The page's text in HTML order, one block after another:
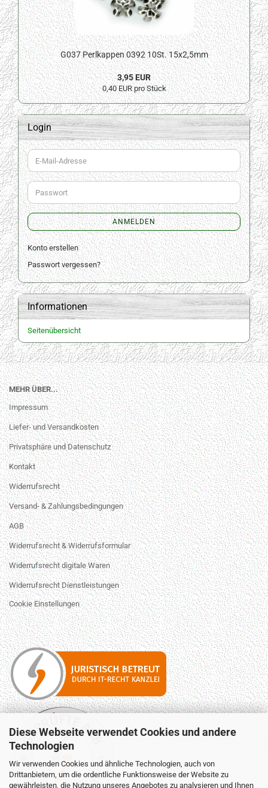
Diese Webseite verwendet Cookies und andere
Technologien
Wir verwenden Cookies und ähnliche Technologien, auch von
Drittanbietern, um die ordentliche Funktionsweise der Website zu
gewährleisten, die Nutzung unseres Angebotes zu analysieren und Ihnen
G037 Perlkappen 0392 10St. 15x2,5mm
3,95 EUR
0,40 EUR pro Stück
Login
E-
Mail-
Adresse
Passwort
ANMELDEN
Konto erstellen
Passwort vergessen?
Informationen
Seitenübersicht
MEHR ÜBER...
Impressum
Liefer- und Versandkosten
Privatsphäre und Datenschutz
Kontakt
Widerrufsrecht
Versand- & Zahlungsbedingungen
AGB
Widerrufsrecht & Widerrufsformular
Widerrufsrecht digitale Waren
Widerrufsrecht Dienstleistungen
Cookie Einstellungen